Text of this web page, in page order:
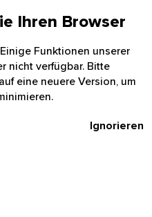
Ihren Browser
Funktionen unserer
nicht verfügbar. Bitte
eine neuere Version, um
Ignorieren